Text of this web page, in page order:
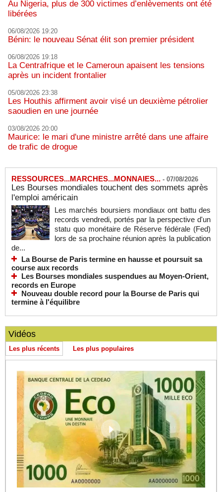
Au Nigeria, plus de 300 victimes d’enlèvements ont été
libérées
06/08/2026 19:20
Bénin: le nouveau Sénat élit son premier président
06/08/2026 19:18
La Centrafrique et le Cameroun apaisent les tensions
après un incident frontalier
05/08/2026 23:38
Les Houthis affirment avoir visé un deuxième pétrolier
saoudien en une journée
03/08/2026 20:00
Maurice: le mari d'une ministre arrêté dans une affaire
de trafic de drogue
RESSOURCES...MARCHES...MONNAIES... - 07/08/2026
Les Bourses mondiales touchent des sommets après
l'emploi américain
Les marchés boursiers mondiaux ont battu des
records vendredi, portés par la perspective d'un
statu quo monétaire de Réserve fédérale (Fed)
lors de sa prochaine réunion après la publication
de...
La Bourse de Paris termine en hausse et poursuit sa
course aux records
Les Bourses mondiales suspendues au Moyen-Orient,
records en Europe
Nouveau double record pour la Bourse de Paris qui
termine à l'équilibre
Vidéos
Les plus récents Les plus populaires